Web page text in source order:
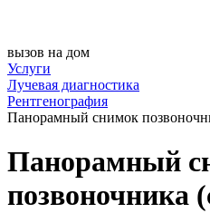
вызов на дом
Услуги
Лучевая диагностика
Рентгенография
Панорамный снимок
Панорамный
позвоночника